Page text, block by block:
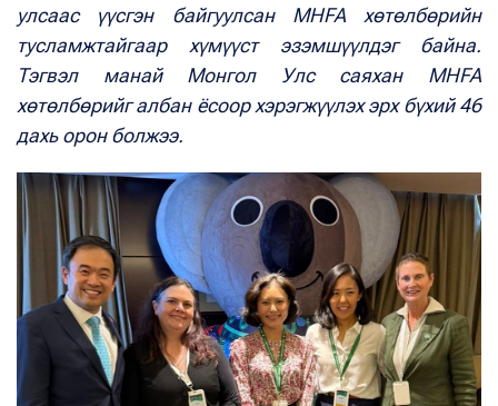
улсаас үүсгэн байгуулсан MHFA хөтөлбөрийн
тусламжтайгаар хүмүүст эзэмшүүлдэг байна.
Тэгвэл манай Монгол Улс саяхан MHFA
хөтөлбөрийг албан ёсоор хэрэгжүүлэх эрх бүхий 46
дахь орон болжээ.